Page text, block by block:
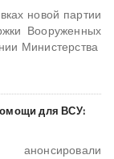
новой партии
Вооруженных
Министерства
для ВСУ: